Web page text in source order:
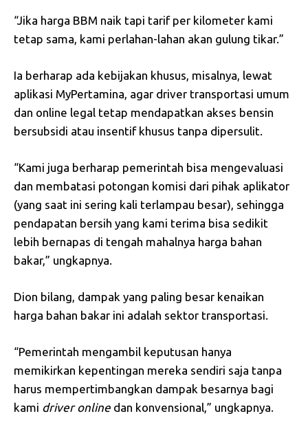
“Jika harga BBM naik tapi tarif per kilometer kami
tetap sama, kami perlahan-lahan akan gulung tikar.”
Ia berharap ada kebijakan khusus, misalnya, lewat
aplikasi MyPertamina, agar driver transportasi umum
dan online legal tetap mendapatkan akses bensin
bersubsidi atau insentif khusus tanpa dipersulit.
“Kami juga berharap pemerintah bisa mengevaluasi
dan membatasi potongan komisi dari pihak aplikator
(yang saat ini sering kali terlampau besar), sehingga
pendapatan bersih yang kami terima bisa sedikit
lebih bernapas di tengah mahalnya harga bahan
bakar,” ungkapnya.
Dion bilang, dampak yang paling besar kenaikan
harga bahan bakar ini adalah sektor transportasi.
“Pemerintah mengambil keputusan hanya
memikirkan kepentingan mereka sendiri saja tanpa
harus mempertimbangkan dampak besarnya bagi
kami driver online dan konvensional,” ungkapnya.